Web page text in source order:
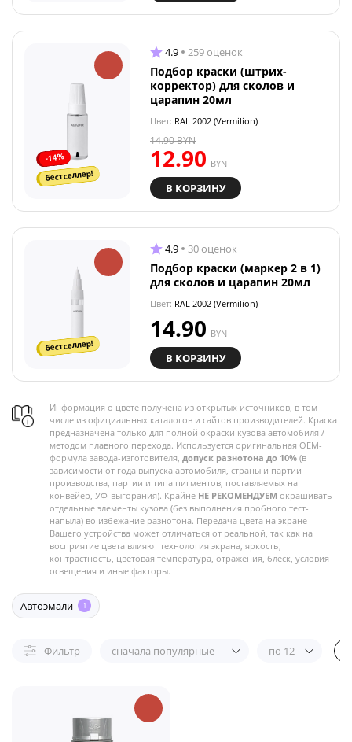
-14%
бестселлер!
4.9 259 оценок
Подбор краски (штрих-
корректор) для сколов и
царапин 20мл
Цвет: RAL 2002 (Vermilion)
12.90 BYN
14.90BYN
В КОРЗИНУ
бестселлер!
4.9 30 оценок
Подбор краски (маркер 2 в 1)
для сколов и царапин 20мл
Цвет: RAL 2002 (Vermilion)
14.90 BYN
В КОРЗИНУ
Информация о цвете получена из открытых источников, в том
числе из официальных каталогов и сайтов производителей. Краска
предназначена только для полной окраски кузова автомобиля /
методом плавного перехода. Используется оригинальная OEM-
формула завода-изготовителя, допуск разнотона до 10% (в
зависимости от года выпуска автомобиля, страны и партии
производства, партии и типа пигментов, поставляемых на
конвейер, УФ-выгорания). Крайне НЕ РЕКОМЕНДУЕМ окрашивать
отдельные элементы кузова (без выполнения пробного тест-
напыла) во избежание разнотона. Передача цвета на экране
Вашего устройства может отличаться от реальной, так как на
восприятие цвета влияют технология экрана, яркость,
контрастность, цветовая температура, отражения, блеск, условия
освещения и иные факторы.
Автоэмали 1
Фильтр сначала популярные по 12